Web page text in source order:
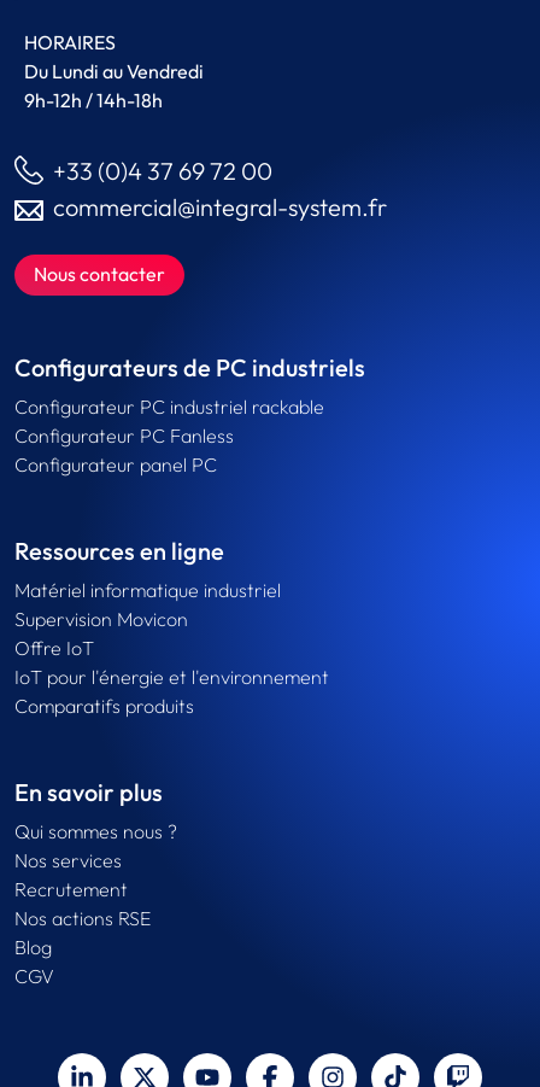
HORAIRES
Du Lundi au Vendredi
9h-12h / 14h-18h
+33 (0)4 37 69 72 00
commercial@integral-system.fr
Nous contacter
Configurateurs de PC industriels
Configurateur PC industriel rackable
Configurateur PC Fanless
Configurateur panel PC
Ressources en ligne
Matériel informatique industriel
Supervision Movicon
Offre IoT
IoT pour l'énergie et l'environnement
Comparatifs produits
En savoir plus
Qui sommes nous ?
Nos services
Recrutement
Nos actions RSE
Blog
CGV